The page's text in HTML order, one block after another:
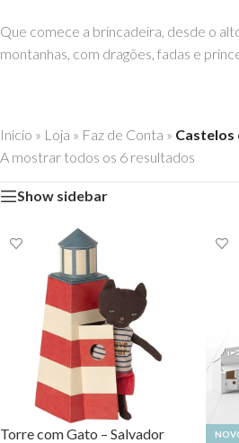
Que comece a brincadeira, desde o
montanhas, com dragões, fadas e
Início » Loja » Faz de Conta » Castelos
A mostrar todos os 6 resultados
Show sidebar
Torre com Gato – Salvador